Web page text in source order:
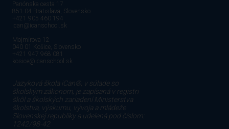
Panónska cesta 17
851 04 Bratislava, Slovensko
+421 905 460 194
ican@icanschool.sk
Mojmírova 12
040 01 Košice, Slovensko
+421 947 968 081
kosice@icanschool.sk
Jazyková škola iCan®, v súlade so
školským zákonom, je zapísaná v registri
škôl a školských zariadení Ministerstva
školstva, výskumu, vývoja a mládeže
Slovenskej republiky a udelená pod číslom:
1242/98-42